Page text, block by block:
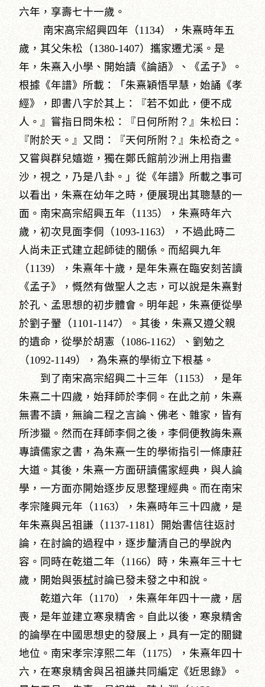
六年，享壽七十一歲。
南宋高宗紹興四年（1134），朱熹時年五
歲，其父朱松（1380-1407）攜家遷尤溪。是
年，朱熹入小學、開始讀《論語》、《孟子》。
根據《年譜》所載：「朱熹穎悟早慧，始誦《孝
經》，即書八字於其上：『若不如此，便不成
人。』嘗指日問朱松：『日何所附？』朱松曰：
『附於天。』又問：『天何所附？』朱松奇之。
又嘗與群兒嬉遊，獨在鄭氏館前沙洲上用指畫
沙，視之，乃是八卦。」從《年譜》所載之事可
以看出，朱熹在幼年之時，便展現出其聰慧的一
面。南宋高宗紹興五年（1135），朱熹時年六
歲，初次見面李侗（1093-1163），不過此時二
人尚未正式建立起師徒的關係。而紹興九年
（1139），朱熹年十歲，是年朱熹在臨安刻苦讀
《孟子》，慨然有做聖人之志，可以說是朱熹對
於孔、孟思想的初步體會。明年起，朱熹便從學
於劉子翬（1101-1147）。其後，朱熹又遵父親
的遺命，從學於胡憲（1086-1162）、劉勉之
（1092-1149），為朱熹的學術立下根基。
到了南宋高宗紹興二十三年（1153），是年
朱熹二十四歲，始拜師於李侗。在此之前，朱熹
無書不讀，無論二程之言論、佛老、雜家，皆有
所涉獵。然而在拜師李侗之後，李侗便教誨朱熹
專讀儒家之書，為朱熹一生的學術指引一條康莊
大道。其後，朱熹一方面研讀儒家經典，與人論
學，一方面亦開始逐步反思整理經典。而在南宋
孝宗隆興元年（1163），朱熹時年三十四歲，是
年朱熹與呂祖謙（1137-1181）開始書信往返討
論，在討論的過程中，逐步釐清自己的學說內
容。同時在乾道二年（1166）時，朱熹年三十七
歲，開始與張栻討論已發未發之中和說。
乾道六年（1170），朱熹年年四十一歲，居
喪，是年並建立寒泉精舍。自此以後，寒泉精舍
的論學在中國思想史的發展上，具有一定的關鍵
地位。南宋孝宗淳熙二年（1175），朱熹年四十
六，在寒泉精舍與呂祖謙共同編定《近思錄》。